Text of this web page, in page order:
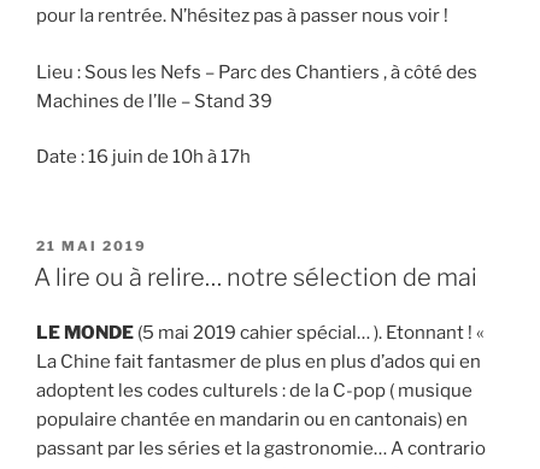
pour la rentrée. N’hésitez pas à passer nous voir !
Lieu : Sous les Nefs – Parc des Chantiers , à côté des
Machines de l’Ile – Stand 39
Date : 16 juin de 10h à 17h
PUBLIÉ
LE
21 MAI 2019
A lire ou à relire… notre sélection de mai
LE MONDE (5 mai 2019 cahier spécial… ). Etonnant ! «
La Chine fait fantasmer de plus en plus d’ados qui en
adoptent les codes culturels : de la C-pop ( musique
populaire chantée en mandarin ou en cantonais) en
passant par les séries et la gastronomie… A contrario